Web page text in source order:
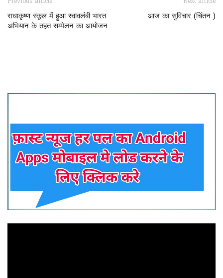
राधाकृष्ण स्कूल में हुआ स्वावलंबी भारत
अभियान के तहत सम्मेलन का आयोजन
आज का सुविचार (चिंतन )